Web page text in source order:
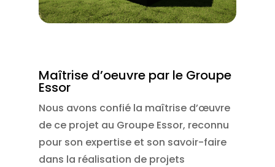
Maîtrise d’oeuvre par le Groupe
Essor
Nous avons confié la maîtrise d’œuvre
de ce projet au Groupe Essor, reconnu
pour son expertise et son savoir-faire
dans la réalisation de projets